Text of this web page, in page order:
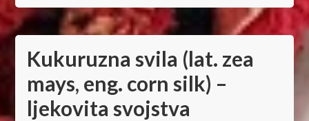
Kukuruzna svila (lat. zea
mays, eng. corn silk) –
ljekovita svojstva